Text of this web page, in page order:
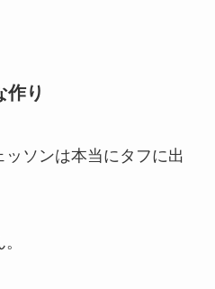
作り
ソンは本当にタフに出